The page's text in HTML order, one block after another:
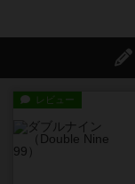
レビュー